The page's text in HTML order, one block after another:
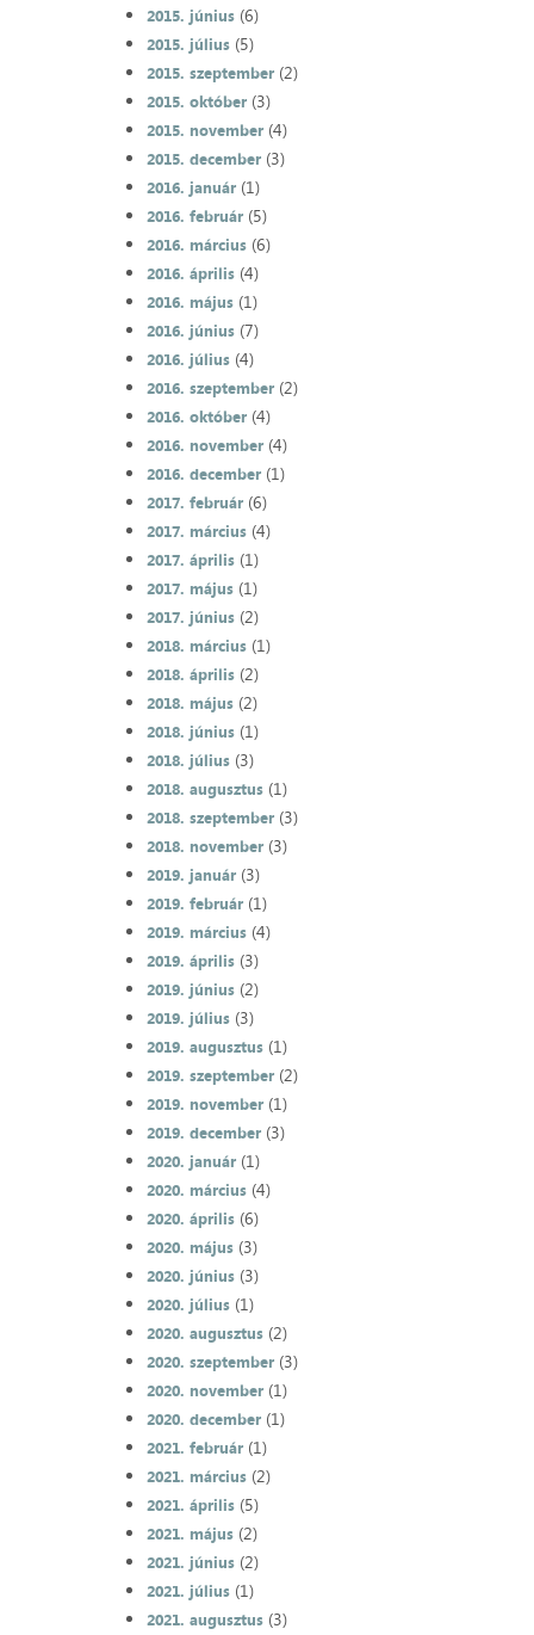
2015. június(6)
2015. július(5)
2015. szeptember(2)
2015. október(3)
2015. november(4)
2015. december(3)
2016. január(1)
2016. február(5)
2016. március(6)
2016. április(4)
2016. május(1)
2016. június(7)
2016. július(4)
2016. szeptember(2)
2016. október(4)
2016. november(4)
2016. december(1)
2017. február(6)
2017. március(4)
2017. április(1)
2017. május(1)
2017. június(2)
2018. március(1)
2018. április(2)
2018. május(2)
2018. június(1)
2018. július(3)
2018. augusztus(1)
2018. szeptember(3)
2018. november(3)
2019. január(3)
2019. február(1)
2019. március(4)
2019. április(3)
2019. június(2)
2019. július(3)
2019. augusztus(1)
2019. szeptember(2)
2019. november(1)
2019. december(3)
2020. január(1)
2020. március(4)
2020. április(6)
2020. május(3)
2020. június(3)
2020. július(1)
2020. augusztus(2)
2020. szeptember(3)
2020. november(1)
2020. december(1)
2021. február(1)
2021. március(2)
2021. április(5)
2021. május(2)
2021. június(2)
2021. július(1)
2021. augusztus(3)